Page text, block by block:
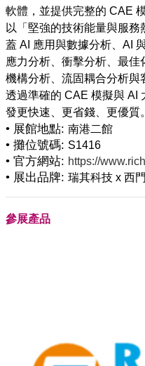
軟體，並提供完整的 CAE
以「堅強的技術能量與服
蓋 AI 應用與數據分析、AI
應力分析、衝擊分析、最佳
機構分析、流固耦合分析與
透過準確的 CAE 模擬與 AI
• 展館地點: 南港二館
• 攤位號碼: S1416
• 官方網站: https://
• 展出品牌: 瑞其科技 x 西
參展產品